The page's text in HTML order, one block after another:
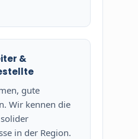
&
gute
Wir kennen die
in der Region.